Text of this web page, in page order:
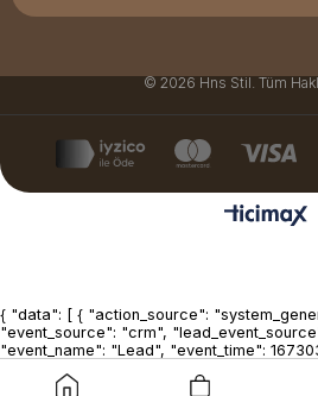
© 2026 Hns Stil. Tüm
{ "data": [ { "action_source":
"event_source": "crm",
"event_name": "Lead", "event_time":
], "lead_id": 1234567890123456, "ph": [